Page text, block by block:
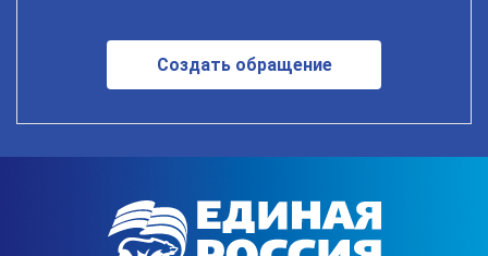
Создать обращение